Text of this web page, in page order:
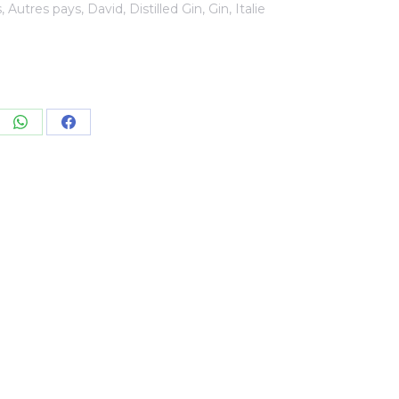
, Autres pays, David, Distilled Gin, Gin, Italie
Share Share